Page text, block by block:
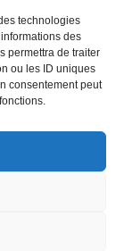
technologies
des
permettra de traiter
ou les ID uniques
consentement peut